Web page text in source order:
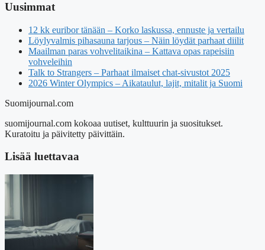
Uusimmat
12 kk euribor tänään – Korko laskussa, ennuste ja vertailu
Löylyvalmis pihasauna tarjous – Näin löydät parhaat diilit
Maailman paras vohvelitaikina – Kattava opas rapeisiin
vohveleihin
Talk to Strangers – Parhaat ilmaiset chat-sivustot 2025
2026 Winter Olympics – Aikataulut, lajit, mitalit ja Suomi
Suomijournal.com
suomijournal.com kokoaa uutiset, kulttuurin ja suositukset.
Kuratoitu ja päivitetty päivittäin.
Lisää luettavaa